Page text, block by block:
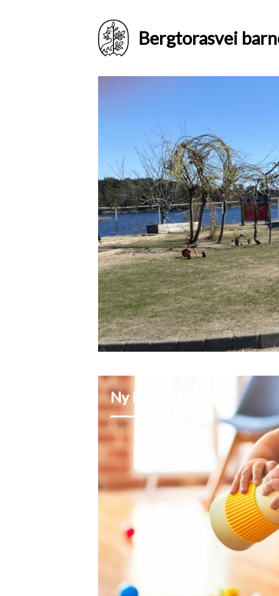
Bergtorasvei
Ny i barnehagen